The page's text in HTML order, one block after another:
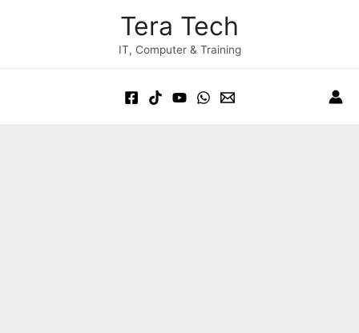
Tera Tech
IT, Computer & Training